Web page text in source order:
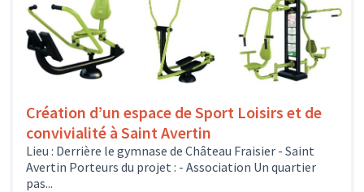
Création d’un espace de Sport Loisirs et de
convivialité à Saint Avertin
Lieu : Derrière le gymnase de Château Fraisier - Saint
Avertin Porteurs du projet : - Association Un quartier
pas...